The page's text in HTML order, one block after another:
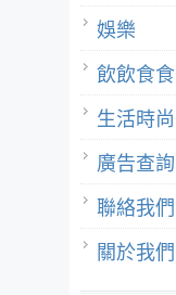
娛樂
飲飲食食
生活時尚
廣告查詢
聯絡我們
關於我們